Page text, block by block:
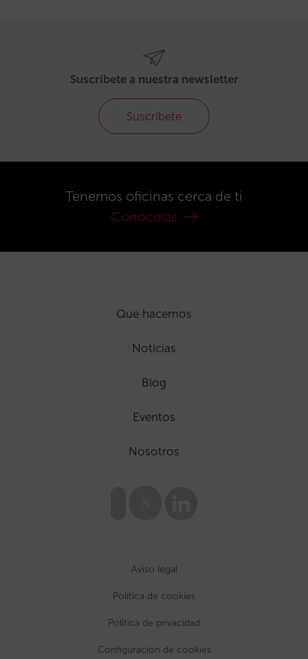
Suscríbete a nuestra newsletter
Suscríbete
Tenemos oficinas cerca de ti
Conócelas
Que hacemos
Noticias
Blog
Eventos
Nosotros
Aviso legal
Política de cookies
Política de privacidad
Configuración de cookies